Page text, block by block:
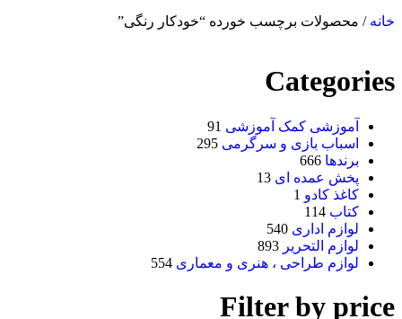
خانه/ محصولات برچسب خورده “خودکار رنگی”
Categories
آموزشی کمک آموزشی 91
اسباب بازی و سرگرمی 295
برندها 666
پخش عمده ای 13
کاغذ کادو 1
کتاب 114
لوازم اداری 540
لوازم التحریر 893
لوازم طراحی ، هنری و معماری 554
Filter by price